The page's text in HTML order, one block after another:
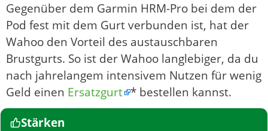
Gegenüber dem Garmin HRM-Pro bei dem der
Pod fest mit dem Gurt verbunden ist, hat der
Wahoo den Vorteil des austauschbaren
Brustgurts. So ist der Wahoo langlebiger, da du
nach jahrelangem intensivem Nutzen für wenig
Geld einen Ersatzgurt * bestellen kannst.
Stärken